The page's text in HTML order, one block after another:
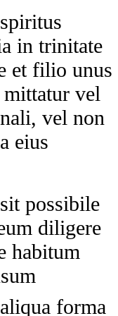
in trinitate
et filio unus
mittatur vel
vel non
eius
possibile
diligere
habitum
forma